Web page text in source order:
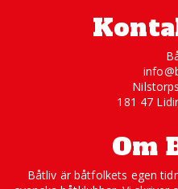
181 47
Om
Båtliv är båtfolkets egen